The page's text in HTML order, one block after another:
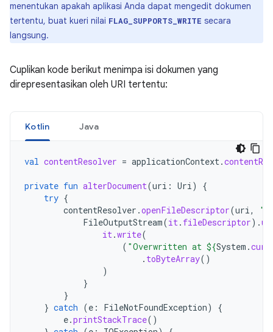
menentukan apakah aplikasi Anda dapat mengedit dokumen
tertentu, buat kueri nilai FLAG_SUPPORTS_WRITE secara
langsung.
Cuplikan kode berikut menimpa isi dokumen yang
direpresentasikan oleh URI tertentu:
Kotlin Java
val contentResolver = applicationContext.
private fun alterDocument(uri : Uri)
{
try {
contentResolver .openFileDescriptor(uri,
FileOutputStream(it. fileDescriptor).
it.write(
( "Overwritten at ${System .
. toByteArray()
)
}
}
} catch (e : FileNotFoundException)
{
e.printStackTrace()